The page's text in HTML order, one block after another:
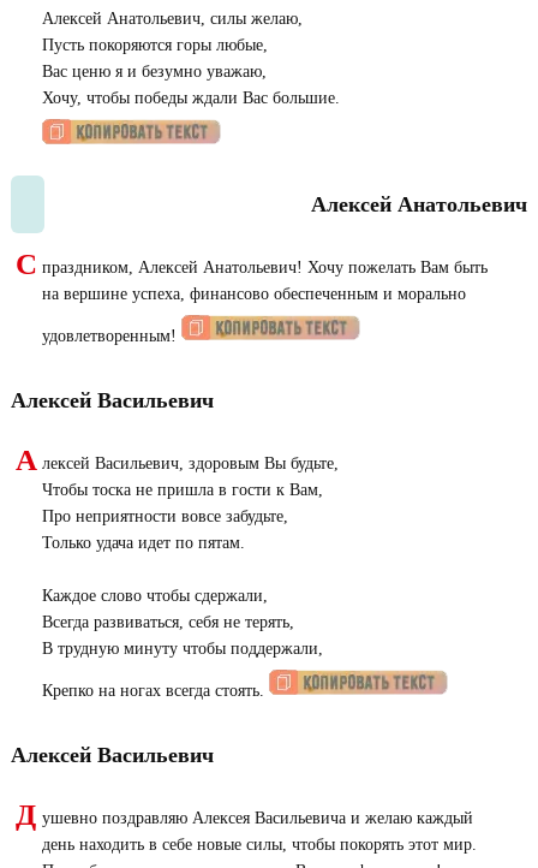
Алексей Анатольевич, силы желаю,
Пусть покоряются горы любые,
Вас ценю я и безумно уважаю,
Хочу, чтобы победы ждали Вас большие.
Алексей Анатольевич
С праздником, Алексей Анатольевич! Хочу пожелать Вам быть
на вершине успеха, финансово обеспеченным и морально
удовлетворенным!
Алексей Васильевич
А лексей Васильевич, здоровым Вы будьте,
Чтобы тоска не пришла в гости к Вам,
Про неприятности вовсе забудьте,
Только удача идет по пятам.
Каждое слово чтобы сдержали,
Всегда развиваться, себя не терять,
В трудную минуту чтобы поддержали,
Крепко на ногах всегда стоять.
Алексей Васильевич
Д ушевно поздравляю Алексея Васильевича и желаю каждый
день находить в себе новые силы, чтобы покорять этот мир.